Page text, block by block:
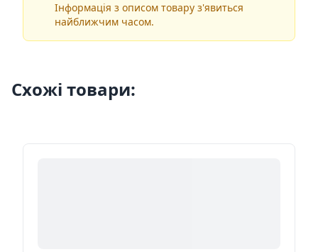
Інформація з описом товару з'явиться
найближчим часом.
Схожі товари: